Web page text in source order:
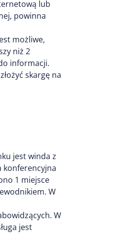
lub
powinna
możliwe,
niż 2
informacji.
skargę na
jest winda z
konferencyjna
1 miejsce
W
W
jest